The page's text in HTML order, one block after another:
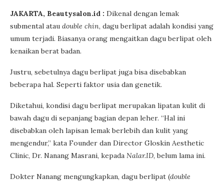
JAKARTA, Beautysalon.id : Dikenal dengan lemak
submental atau double chin, dagu berlipat adalah kondisi yang
umum terjadi. Biasanya orang mengaitkan dagu berlipat oleh
kenaikan berat badan.
Justru, sebetulnya dagu berlipat juga bisa disebabkan
beberapa hal. Seperti faktor usia dan genetik.
Diketahui, kondisi dagu berlipat merupakan lipatan kulit di
bawah dagu di sepanjang bagian depan leher. “Hal ini
disebabkan oleh lapisan lemak berlebih dan kulit yang
mengendur,” kata Founder dan Director Gloskin Aesthetic
Clinic, Dr. Nanang Masrani, kepada Nalar.ID, belum lama ini.
Dokter Nanang mengungkapkan, dagu berlipat (double